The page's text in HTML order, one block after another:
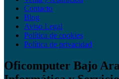
Contacto
Blog
Aviso Legal
Política de cookies
Política de privacidad
Oficomputer Bajo